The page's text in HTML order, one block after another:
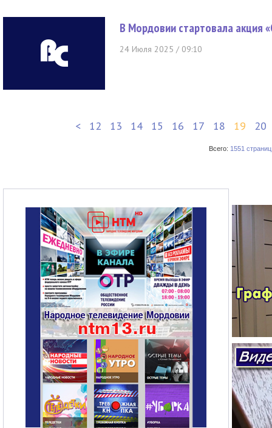
В Мордовии стартовала акция
24 Июля 2025 / 09:10
< 12 13 14 15 16 17 18 19 20
Всего: 1551 страниц